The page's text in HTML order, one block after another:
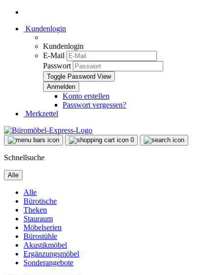
Kundenlogin
Kundenlogin
E-Mail
Passwort
Toggle Password View
Konto erstellen
Passwort vergessen?
Merkzettel
0
Schnellsuche
Alle
Alle
Bürotische
Theken
Stauraum
Möbelserien
Bürostühle
Akustikmöbel
Ergänzungsmöbel
Sonderangebote